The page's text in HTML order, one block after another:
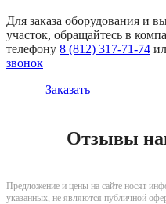
Для заказа оборудования и
участок, обращайтесь в
телефону 8 (812) 317-71-74
звонок
Заказать
Отзывы
Предложение и цены на сайте носят
указанных, не являются публичной